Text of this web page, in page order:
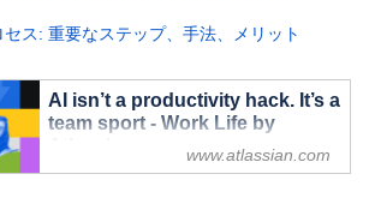
ス: 重要なステップ、手法、メリット
AI isn’t a productivity hack. It’s a
team sport - Work Life by
AI is boosting individual productivity,
www.atlassian.com